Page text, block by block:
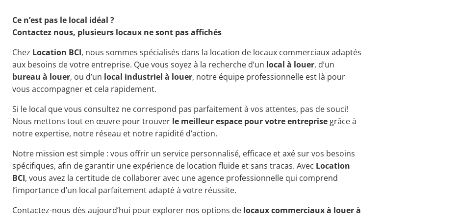
Ce n’est pas le local idéal ?
Contactez nous, plusieurs locaux ne sont pas affichés
Chez Location BCI, nous sommes spécialisés dans la location de locaux commerciaux adaptés
aux besoins de votre entreprise. Que vous soyez à la recherche d’un local à louer, d’un
bureau à louer, ou d’un local industriel à louer, notre équipe professionnelle est là pour
vous accompagner et cela rapidement.
Si le local que vous consultez ne correspond pas parfaitement à vos attentes, pas de souci!
Nous mettons tout en œuvre pour trouver le meilleur espace pour votre entreprise grâce à
notre expertise, notre réseau et notre rapidité d’action.
Notre mission est simple : vous offrir un service personnalisé, efficace et axé sur vos besoins
spécifiques, afin de garantir une expérience de location fluide et sans tracas. Avec Location
BCI, vous avez la certitude de collaborer avec une agence professionnelle qui comprend
l’importance d’un local parfaitement adapté à votre réussite.
Contactez-nous dès aujourd’hui pour explorer nos options de locaux commerciaux à louer à